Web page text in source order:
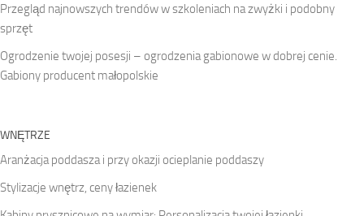
Przegląd najnowszych trendów w szkoleniach na zwyżki i podobny
sprzęt
Ogrodzenie twojej posesji – ogrodzenia gabionowe w dobrej cenie.
Gabiony producent małopolskie
WNĘTRZE
Aranżacja poddasza i przy okazji ocieplanie poddaszy
Stylizacje wnętrz, ceny łazienek